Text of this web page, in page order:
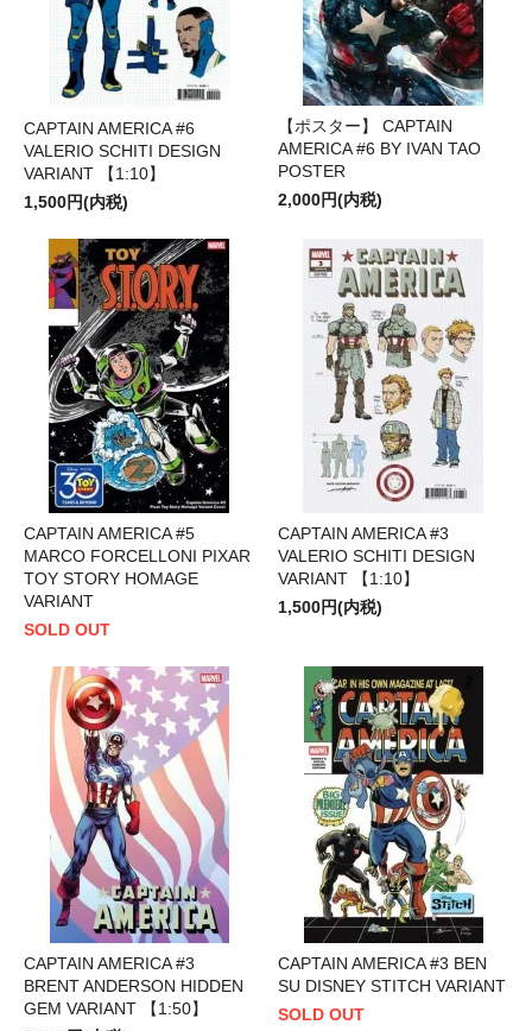
CAPTAIN AMERICA #6
VALERIO SCHITI DESIGN
VARIANT 【1:10】
1,500円(内税)
【ポスター】 CAPTAIN
AMERICA #6 BY IVAN TAO
POSTER
2,000円(内税)
CAPTAIN AMERICA #5
MARCO FORCELLONI PIXAR
TOY STORY HOMAGE
VARIANT
SOLD OUT
CAPTAIN AMERICA #3
VALERIO SCHITI DESIGN
VARIANT 【1:10】
1,500円(内税)
CAPTAIN AMERICA #3
BRENT ANDERSON HIDDEN
GEM VARIANT 【1:50】
CAPTAIN AMERICA #3 BEN
SU DISNEY STITCH VARIANT
SOLD OUT